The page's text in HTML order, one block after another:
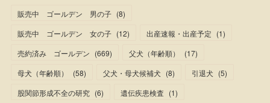
販売中 ゴールデン 男の子 (8)
販売中 ゴールデン 女の子 (12) 出産速報・出産予定 (1)
売約済み ゴールデン (669) 父犬（年齢順） (17)
母犬（年齢順）
(58) 父犬・母犬候補犬 (8) 引退犬 (5)
股関節形成不全の研究 (6) 遺伝疾患検査 (1)